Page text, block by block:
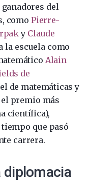
del
comoPierre-
y Claude
la escuela como
Alain
de
de matemáticas y
premio más
científica),
que pasó
carrera.
diplomacia